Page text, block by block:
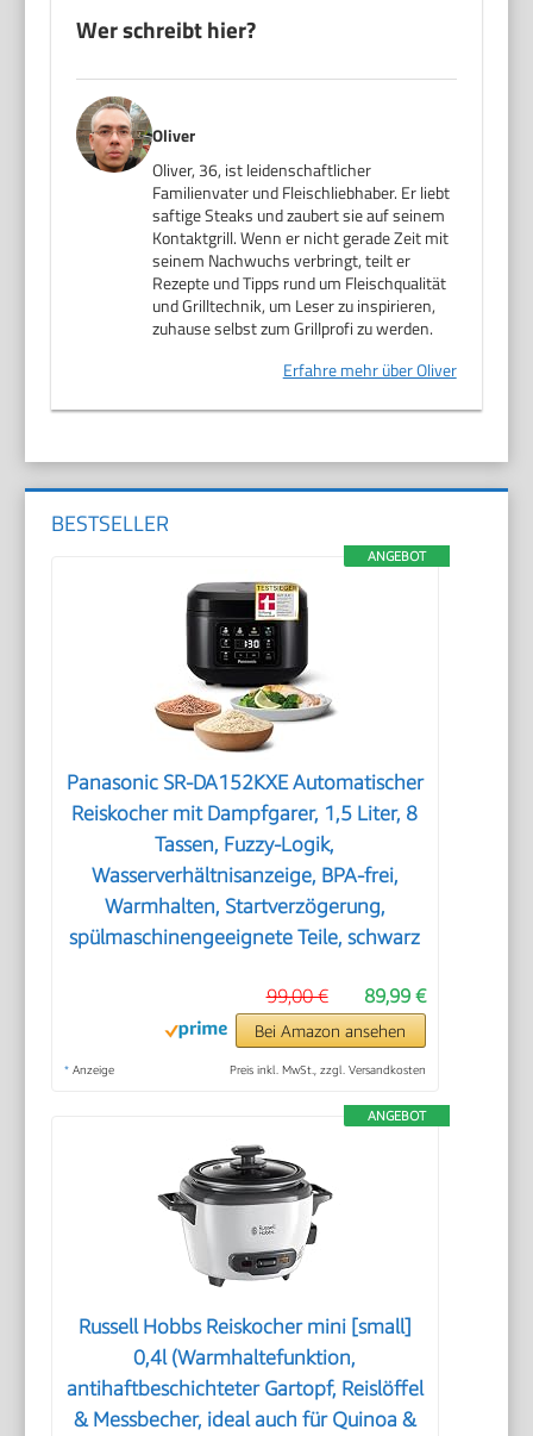
Wer schreibt hier?
Oliver
Oliver, 36, ist leidenschaftlicher
Familienvater und Fleischliebhaber. Er liebt
saftige Steaks und zaubert sie auf seinem
Kontaktgrill. Wenn er nicht gerade Zeit mit
seinem Nachwuchs verbringt, teilt er
Rezepte und Tipps rund um Fleischqualität
und Grilltechnik, um Leser zu inspirieren,
zuhause selbst zum Grillprofi zu werden.
Erfahre mehr über Oliver
BESTSELLER
ANGEBOT
Panasonic SR-DA152KXE Automatischer
Reiskocher mit Dampfgarer, 1,5 Liter, 8
Tassen, Fuzzy-Logik,
Wasserverhältnisanzeige, BPA-frei,
Warmhalten, Startverzögerung,
spülmaschinengeeignete Teile, schwarz
89,99 €
99,00 €
Bei Amazon ansehen
* Anzeige Preis inkl. MwSt., zzgl. Versandkosten
ANGEBOT
Russell Hobbs Reiskocher mini [small]
0,4l (Warmhaltefunktion,
antihaftbeschichteter Gartopf, Reislöffel
& Messbecher, ideal auch für Quinoa &